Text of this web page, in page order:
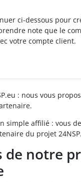
ci-dessous pour
note que le
votre compte client.
: nous vous
simple affilié : vous
du projet
de notre